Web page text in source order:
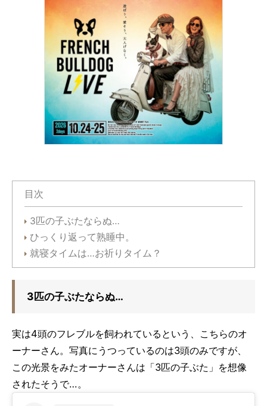
目次
3匹の子ぶたならぬ…
ひっくり返って熟睡中。
就寝タイムは…お祈りタイム？
3匹の子ぶたならぬ…
実は4頭のフレブルを飼われているという、こちらのオ
ーナーさん。写真にうつっているのは3頭のみですが、
この光景をみたオーナーさんは「3匹の子ぶた」を想像
されたそうで…。